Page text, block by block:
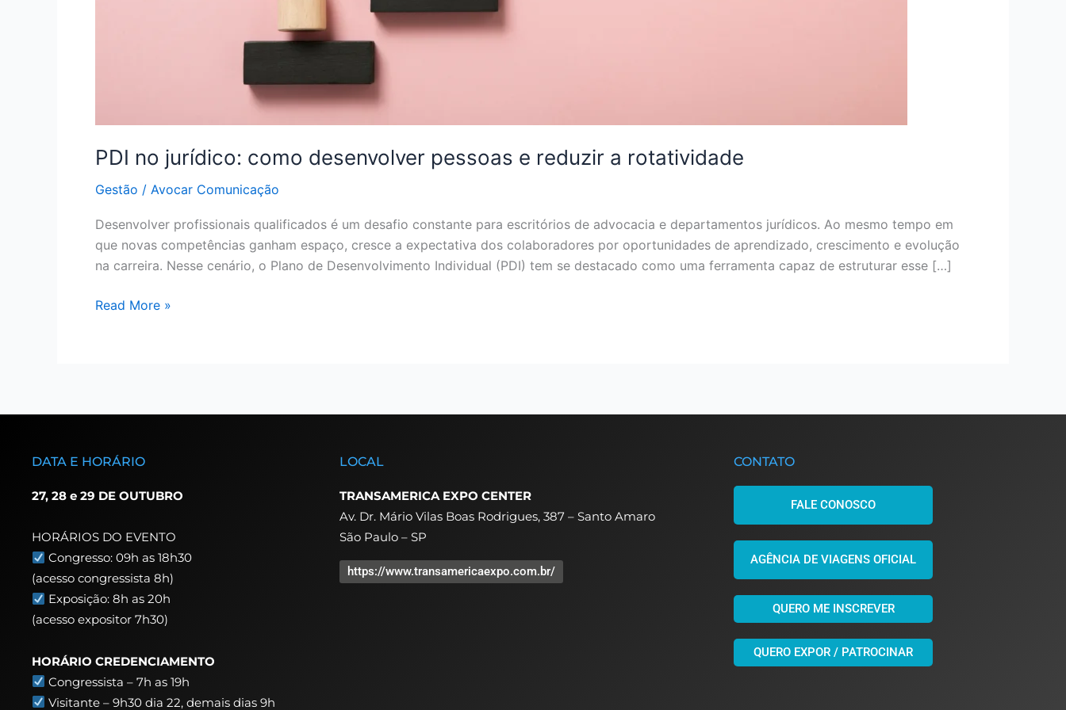
PDI no jurídico: como desenvolver pessoas e reduzir a rotatividade
Gestão / Avocar Comunicação
Desenvolver profissionais qualificados é um desafio constante para escritórios de advocacia e departamentos jurídicos. Ao mesmo tempo em
que novas competências ganham espaço, cresce a expectativa dos colaboradores por oportunidades de aprendizado, crescimento e evolução
na carreira. Nesse cenário, o Plano de Desenvolvimento Individual (PDI) tem se destacado como uma ferramenta capaz de estruturar esse […]
Read More »
DATA E HORÁRIO
27, 28 e 29 DE OUTUBRO
HORÁRIOS DO EVENTO
Congresso: 09h as 18h30
(acesso congressista 8h)
Exposição: 8h as 20h
(acesso expositor 7h30)
HORÁRIO CREDENCIAMENTO
Congressista – 7h as 19h
Visitante – 9h30 dia 22,demais dias 9h
LOCAL
TRANSAMERICA EXPO CENTER
Av. Dr. Mário Vilas Boas Rodrigues, 387 – Santo Amaro
São Paulo – SP
https://www.transamericaexpo.com.br/
CONTATO
FALE CONOSCO
AGÊNCIA DE VIAGENS OFICIAL
QUERO ME INSCREVER
QUERO EXPOR / PATROCINAR